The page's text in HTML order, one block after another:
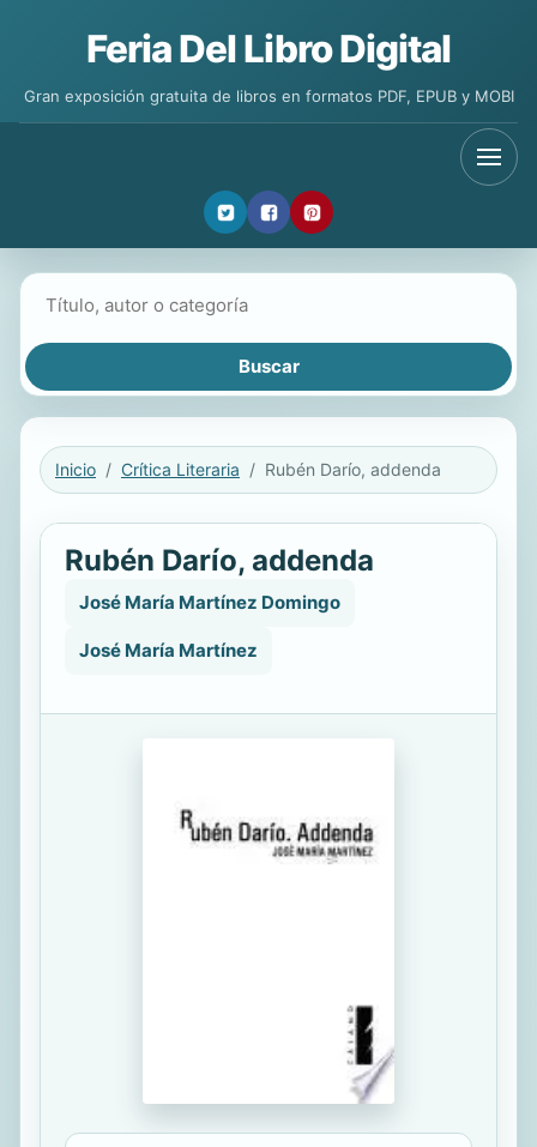
Feria Del Libro Digital
Gran exposición gratuita de libros en formatos PDF, EPUB y MOBI
Inicio Crítica Literaria Rubén Darío, addenda
Rubén Darío, addenda
José María Martínez Domingo
José María Martínez